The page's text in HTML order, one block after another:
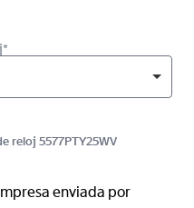
reloj 5577PTY25WV
enviada por